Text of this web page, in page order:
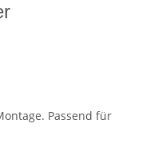
Passend für